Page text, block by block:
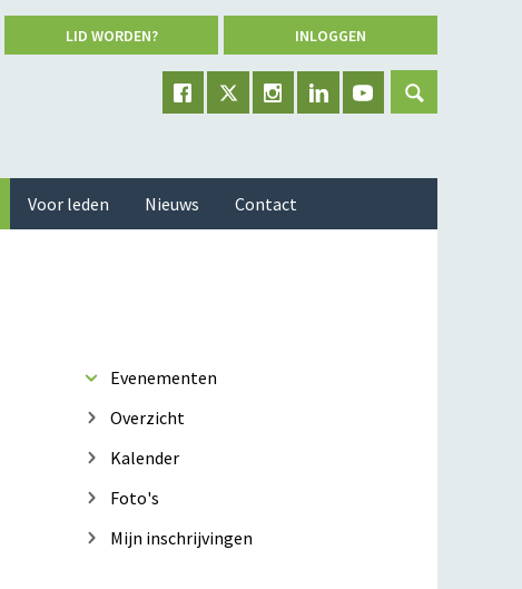
LID WORDEN? INLOGGEN
Evenementen
Overzicht
Kalender
Foto's
Mijn inschrijvingen
Voor leden Nieuws Contact